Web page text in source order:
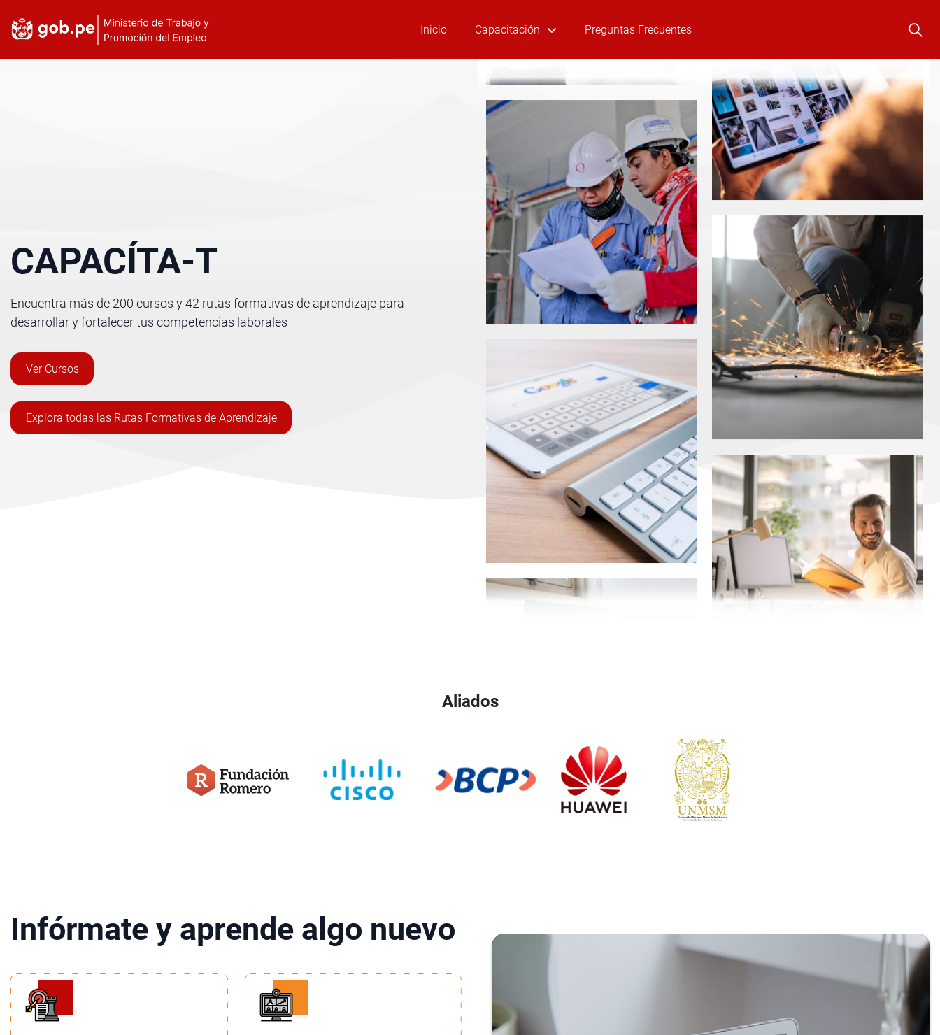
Inicio Capacitación Preguntas Frecuentes
CAPACÍTA-T
Encuentra más de 200 cursos y 42 rutas formativas de aprendizaje para
desarrollar y fortalecer tus competencias laborales
Ver Cursos
Explora todas las Rutas Formativas de Aprendizaje
Aliados
Infórmate y aprende algo nuevo